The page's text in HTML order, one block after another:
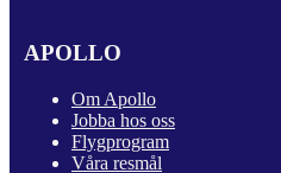
APOLLO
Om Apollo
Jobba hos oss
Flygprogram
Våra resmål